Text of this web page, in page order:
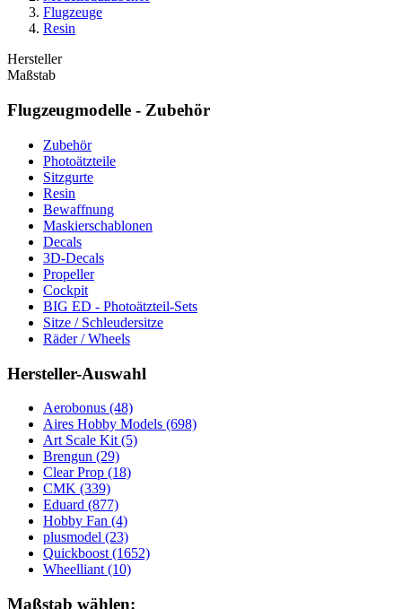
Flugzeuge
Resin
Hersteller
Maßstab
Flugzeugmodelle - Zubehör
Zubehör
Photoätzteile
Sitzgurte
Resin
Bewaffnung
Maskierschablonen
Decals
3D-Decals
Propeller
Cockpit
BIG ED - Photoätzteil-Sets
Sitze / Schleudersitze
Räder / Wheels
Hersteller-Auswahl
Aerobonus (48)
Aires Hobby Models (698)
Art Scale Kit (5)
Brengun (29)
Clear Prop (18)
CMK (339)
Eduard (877)
Hobby Fan (4)
plusmodel (23)
Quickboost (1652)
Wheelliant (10)
Maßstab wählen: